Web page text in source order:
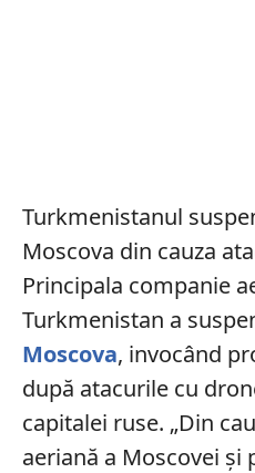
Turkmenistanul
Moscova din cauza
Principala companie
Turkmenistan a
Moscova, invocând
după atacurile cu
capitalei ruse. „Din
aeriană a Moscovei și